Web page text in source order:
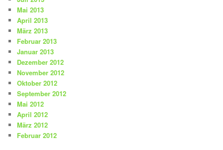
Mai 2013
April 2013
März 2013
Februar 2013
Januar 2013
Dezember 2012
November 2012
Oktober 2012
September 2012
Mai 2012
April 2012
März 2012
Februar 2012